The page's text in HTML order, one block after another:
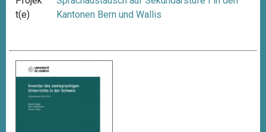
t(e)
Kantonen Bern und Wallis